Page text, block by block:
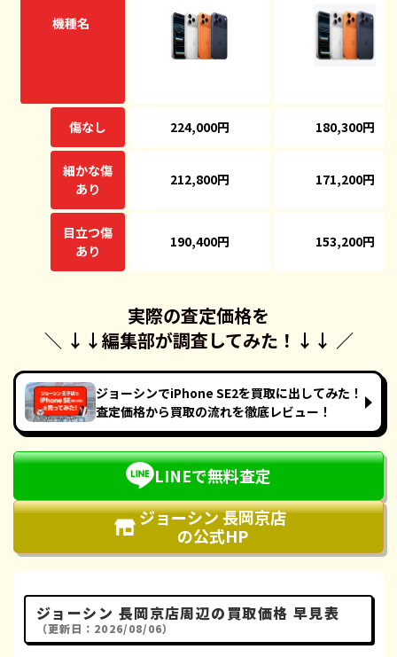
機種名
傷なし 224,000円 180,300円
細かな傷
あり
212,800円 171,200円
目立つ傷
あり
190,400円 153,200円
＼ ↓↓
実際の査定価格を
編集部が調査してみた！ ↓↓ ／
ジョーシンでiPhone SE2を買取に出してみた！
査定価格から買取の流れを徹底レビュー！
LINEで無料査定
ジョーシン 長岡京店
の公式HP
ジョーシン 長岡京店周辺の買取価格 早見表
（更新日：2026/08/06）